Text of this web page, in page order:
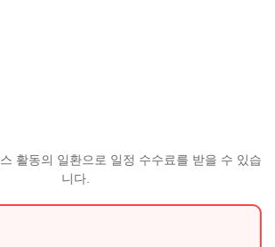
활동의 일환으로 일정 수수료를 받을 수 있습
니다.